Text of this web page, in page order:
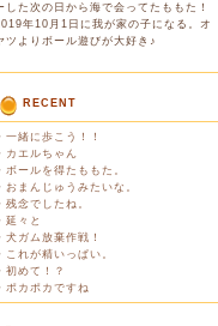
した次の日から海で会ってたももた！
年10月1日に我が家の子になる。オ
ツよりボール遊びが大好き♪
RECENT
・ 一緒に歩こう！！
・ カエルちゃん
・ ボールを得たももた。
・ おまんじゅうみたいな。
・ 残念でしたね。
・ 延々と
・ 犬ガム放棄作戦！
・ これが精いっぱい。
・ 初めて！？
・ ポカポカですね